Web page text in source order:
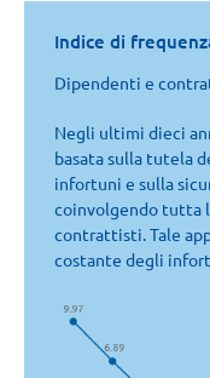
Indice di
Dipendenti e
Negli ultimi dieci
basata sulla tutela
infortuni e sulla
coinvolgendo tutta
contrattisti. Tale
costante degli